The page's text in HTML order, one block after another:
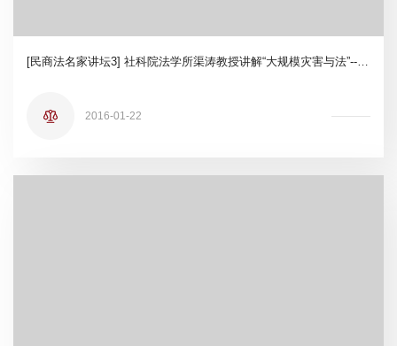
[民商法名家讲坛3] 社科院法学所渠涛教授讲解“大规模灾害与法”--“21世纪学科前沿”系列学术讲座
2016-01-22